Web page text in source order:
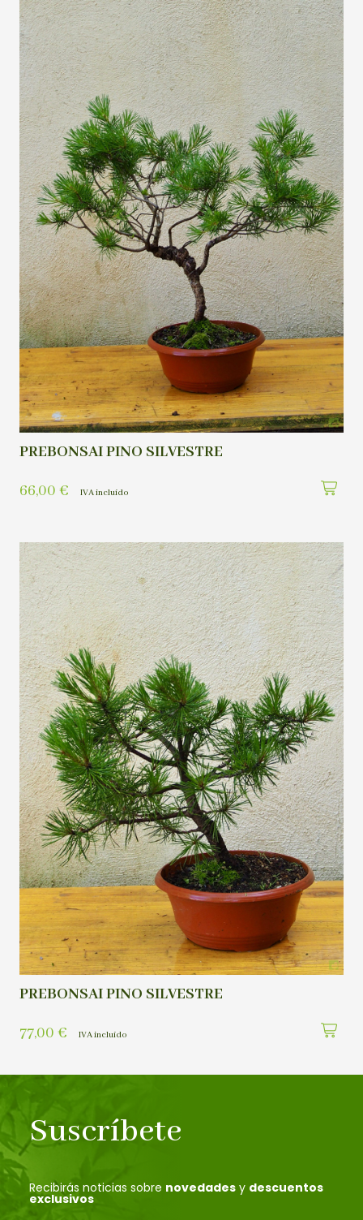
PREBONSAI PINO SILVESTRE
66,00 € IVA incluído
PREBONSAI PINO SILVESTRE
77,00 € IVA incluído
Suscríbete
Recibirás noticias sobre novedades y descuentos
exclusivos